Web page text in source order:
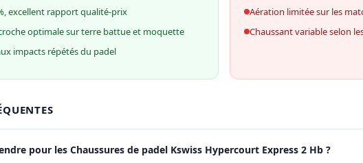
excellent rapport qualité-prix
optimale sur terre battue et moquette
impacts répétés du padel
Aération limitée sur les
Chaussant variable selon
pour les Chaussures de padel Kswiss Hypercourt Express 2 Hb ?